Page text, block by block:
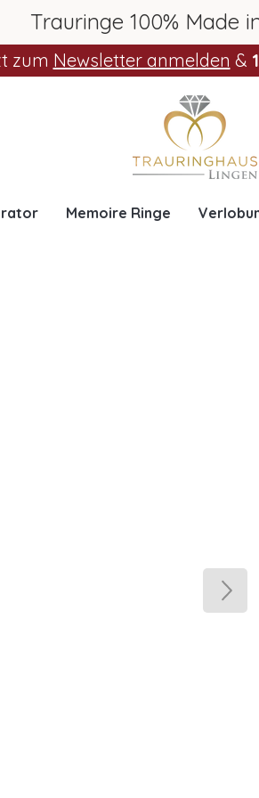
Trauringe 100% Made
zum Newsletter anmelden &
Memoire Ringe